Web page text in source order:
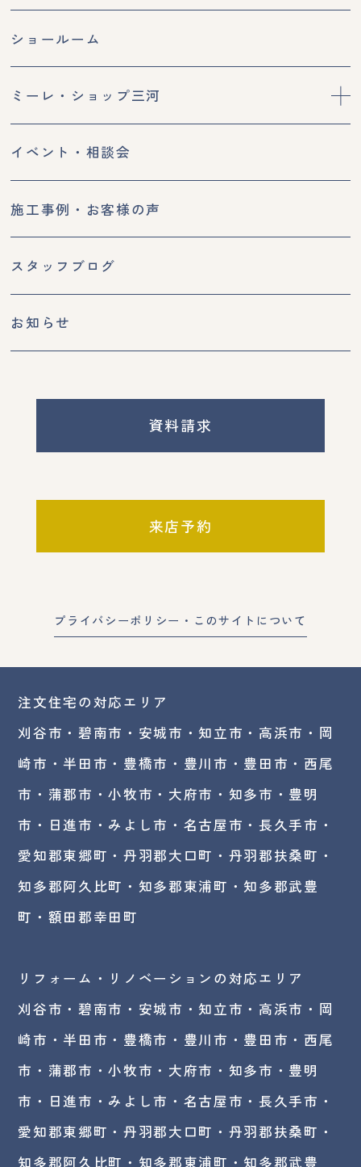
ショールーム
ミーレ・ショップ三河
イベント・相談会
施工事例・お客様の声
スタッフブログ
お知らせ
資料請求
来店予約
プライバシーポリシー・このサイトについて
注文住宅の対応エリア
刈谷市・碧南市・ 安城市 ・知立市 ・高浜市・ 岡
崎市 ・半田市・豊橋市・豊川市・豊田市・西尾
市・蒲郡市・小牧市・大府市・知多市・豊明
市・日進市・みよし市・ 名古屋市 ・長久手市・
愛知郡東郷町・丹羽郡大口町・丹羽郡扶桑町・
知多郡阿久比町・知多郡東浦町・知多郡武豊
町・額田郡幸田町
リフォーム・リノベーションの対応エリア
刈谷市・碧南市・ 安城市 ・知立市・高浜市・岡
崎市・半田市・豊橋市・豊川市・豊田市・西尾
市・蒲郡市・小牧市・大府市・知多市・豊明
市・日進市・みよし市・名古屋市・長久手市・
愛知郡東郷町・丹羽郡大口町・丹羽郡扶桑町・
知多郡阿久比町・知多郡東浦町・知多郡武豊